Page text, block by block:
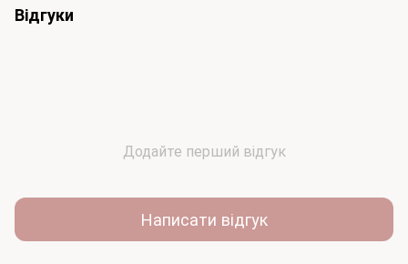
Відгуки
Додайте перший відгук
Написати відгук